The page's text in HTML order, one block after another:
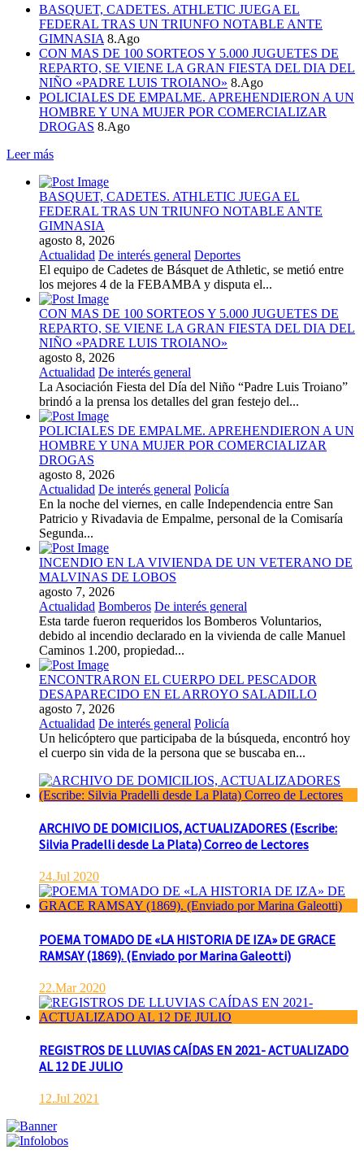
BASQUET, CADETES. ATHLETIC JUEGA EL
FEDERAL TRAS UN TRIUNFO NOTABLE ANTE
GIMNASIA 8.Ago
CON MAS DE 100 SORTEOS Y 5.000 JUGUETES DE
REPARTO, SE VIENE LA GRAN FIESTA DEL DIA DEL
NIÑO «PADRE LUIS TROIANO» 8.Ago
POLICIALES DE EMPALME. APREHENDIERON A UN
HOMBRE Y UNA MUJER POR COMERCIALIZAR
DROGAS 8.Ago
Leer más
BASQUET, CADETES. ATHLETIC JUEGA EL
FEDERAL TRAS UN TRIUNFO NOTABLE ANTE
GIMNASIA
agosto 8, 2026
Actualidad De interés general Deportes
El equipo de Cadetes de Básquet de Athletic, se metió entre
los mejores 4 de la FEBAMBA y disputa el...
CON MAS DE 100 SORTEOS Y 5.000 JUGUETES DE
REPARTO, SE VIENE LA GRAN FIESTA DEL DIA DEL
NIÑO «PADRE LUIS TROIANO»
agosto 8, 2026
Actualidad De interés general
La Asociación Fiesta del Día del Niño “Padre Luis Troiano”
brindó a la prensa los detalles del gran festejo del...
POLICIALES DE EMPALME. APREHENDIERON A UN
HOMBRE Y UNA MUJER POR COMERCIALIZAR
DROGAS
agosto 8, 2026
Actualidad De interés general Policía
En la noche del viernes, en calle Independencia entre San
Patricio y Rivadavia de Empalme, personal de la Comisaría
Segunda...
INCENDIO EN LA VIVIENDA DE UN VETERANO DE
MALVINAS DE LOBOS
agosto 7, 2026
Actualidad Bomberos De interés general
Esta tarde fueron requeridos los Bomberos Voluntarios,
debido al incendio declarado en la vivienda de calle Manuel
Caminos 1.200, propiedad...
ENCONTRARON EL CUERPO DEL PESCADOR
DESAPARECIDO EN EL ARROYO SALADILLO
agosto 7, 2026
Actualidad De interés general Policía
Un helicóptero que participaba de la búsqueda, encontró hoy
el cuerpo sin vida de la persona que se buscaba en...
ARCHIVO DE DOMICILIOS, ACTUALIZADORES (Escribe:
Silvia Pradelli desde La Plata) Correo de Lectores
24.Jul 2020
POEMA TOMADO DE «LA HISTORIA DE IZA» DE GRACE
RAMSAY (1869). (Enviado por Marina Galeotti)
22.Mar 2020
REGISTROS DE LLUVIAS CAÍDAS EN 2021- ACTUALIZADO
AL 12 DE JULIO
12.Jul 2021